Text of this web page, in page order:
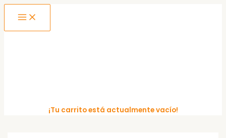
Ir
MENU
¡Tu carrito está actualmente vacío!